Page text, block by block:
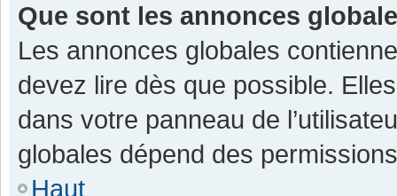
Que sont les annonces
Les annonces globales
devez lire dès que possible.
dans votre panneau de
globales dépend des
Haut